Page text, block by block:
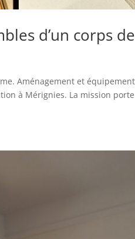
d’un corps
Aménagement et
à Mérignies. La mission